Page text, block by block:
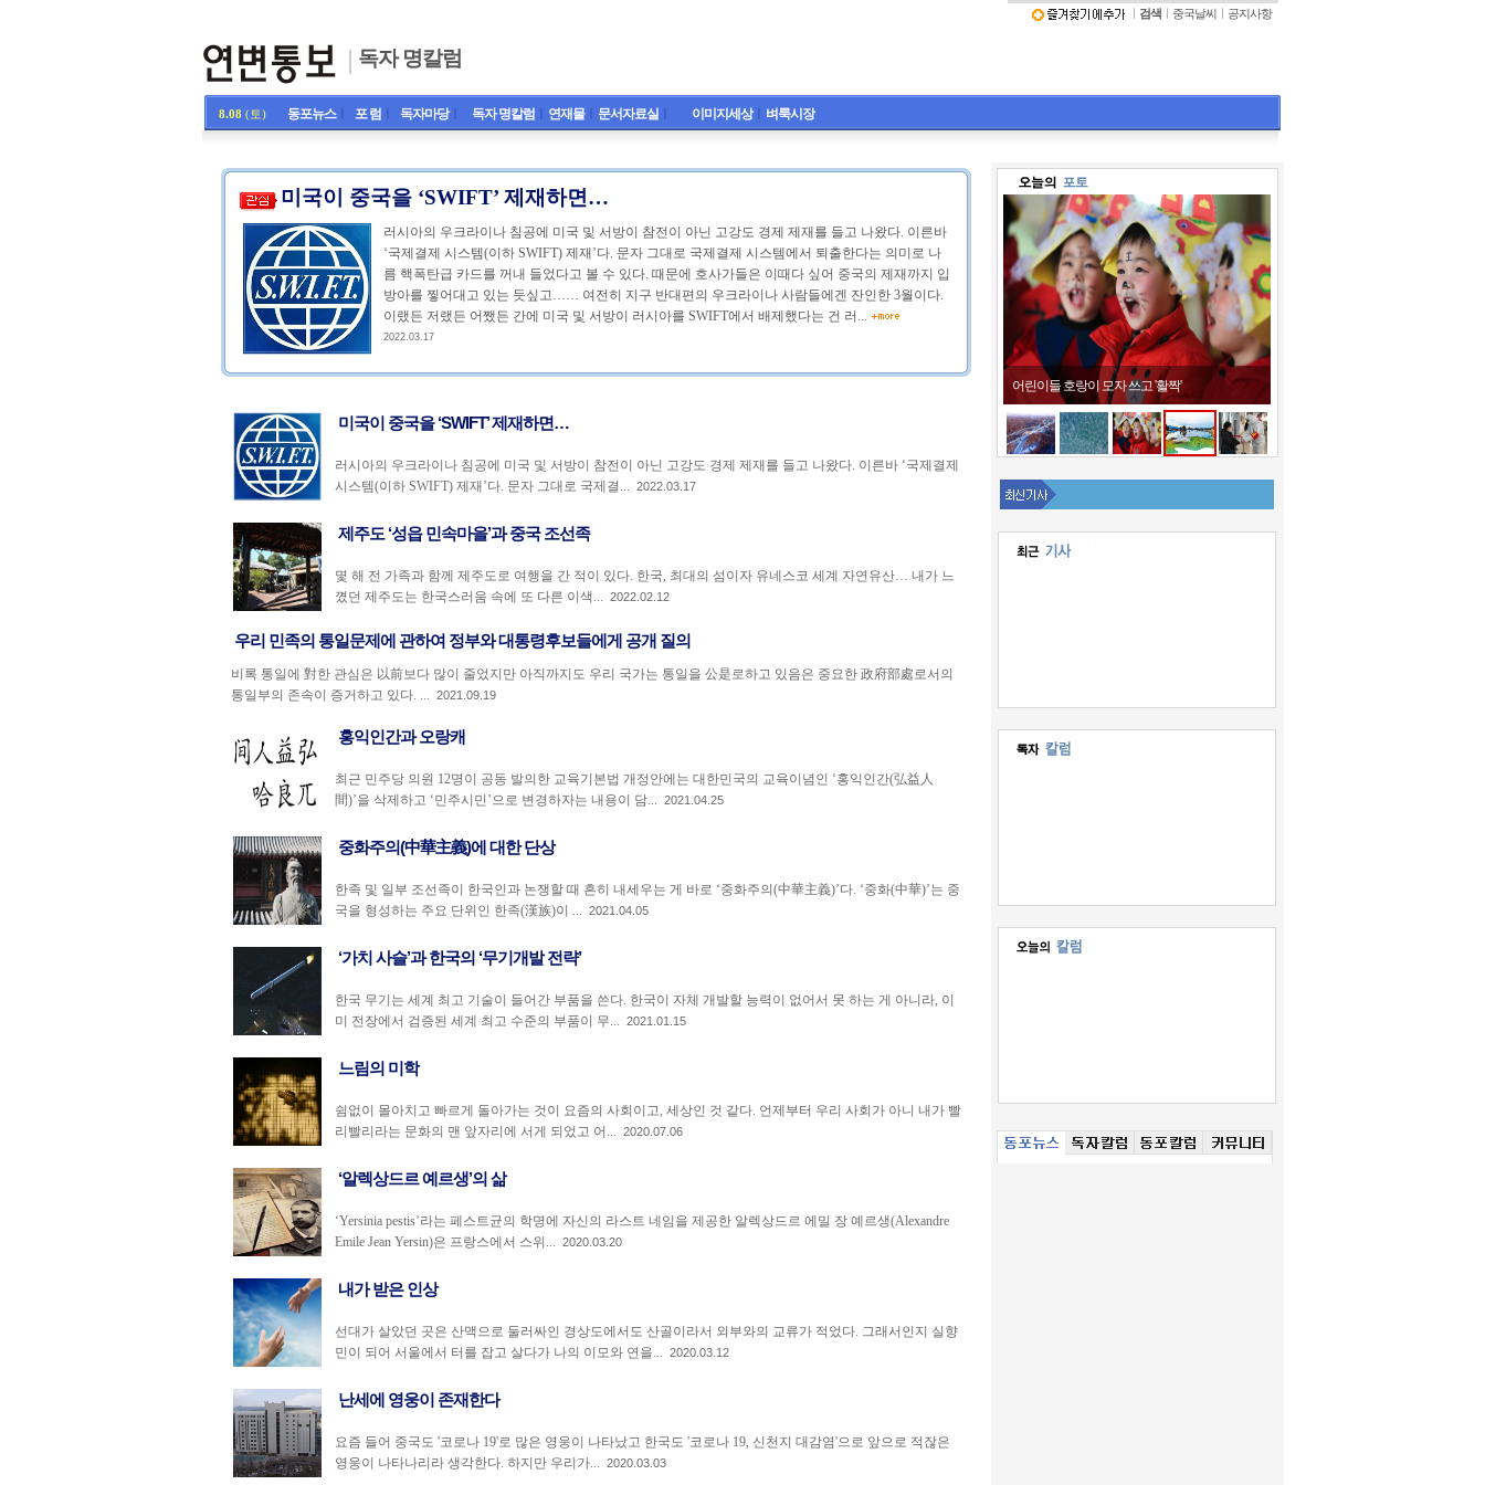
독자 명칼럼
검색 중국날씨 공지사항
8.08 (토) 동포뉴스ㅣ 포 럼 독자마당ㅣ 독자 명칼럼 연재물ㅣ 문서자료실 이미지세상ㅣ 벼룩시장
미국이 중국을 ‘SWIFT’ 제재하면…
러시아의 우크라이나 침공에 미국 및 서방이 참전이 아닌 고강도 경제 제재를 들고 나왔다. 이른바
‘국제결제 시스템(이하 SWIFT) 제재’다. 문자 그대로 국제결제 시스템에서 퇴출한다는 의미로 나
름 핵폭탄급 카드를 꺼내 들었다고 볼 수 있다. 때문에 호사가들은 이때다 싶어 중국의 제재까지 입
방아를 찧어대고 있는 듯싶고…… 여전히 지구 반대편의 우크라이나 사람들에겐 잔인한 3월이다.
이랬든 저랬든 어쨌든 간에 미국 및 서방이 러시아를 SWIFT에서 배제했다는 건 러...
2022.03.17
미국이 중국을 ‘SWIFT’ 제재하면…
러시아의 우크라이나 침공에 미국 및 서방이 참전이 아닌 고강도 경제 제재를 들고 나왔다. 이른바 ‘국제결제
시스템(이하 SWIFT) 제재’다. 문자 그대로 국제결... 2022.03.17
제주도 ‘성읍 민속마을’과 중국 조선족
몇 해 전 가족과 함께 제주도로 여행을 간 적이 있다. 한국, 최대의 섬이자 유네스코 세계 자연유산… 내가 느
꼈던 제주도는 한국스러움 속에 또 다른 이색... 2022.02.12
우리 민족의 통일문제에 관하여 정부와 대통령후보들에게 공개 질의
비록 통일에 對한 관심은 以前보다 많이 줄었지만 아직까지도 우리 국가는 통일을 公是로하고 있음은 중요한 政府部處로서의
통일부의 존속이 증거하고 있다. ... 2021.09.19
홍익인간과 오랑캐
최근 민주당 의원 12명이 공동 발의한 교육기본법 개정안에는 대한민국의 교육이념인 ‘홍익인간(弘益人
間)’을 삭제하고 ‘민주시민’으로 변경하자는 내용이 담... 2021.04.25
중화주의(中華主義)에 대한 단상
한족 및 일부 조선족이 한국인과 논쟁할 때 흔히 내세우는 게 바로 ‘중화주의(中華主義)’다. ‘중화(中華)’는 중
국을 형성하는 주요 단위인 한족(漢族)이 ... 2021.04.05
‘가치 사슬’과 한국의 ‘무기개발 전략’
한국 무기는 세계 최고 기술이 들어간 부품을 쓴다. 한국이 자체 개발할 능력이 없어서 못 하는 게 아니라, 이
미 전장에서 검증된 세계 최고 수준의 부품이 무... 2021.01.15
느림의 미학
쉼없이 몰아치고 빠르게 돌아가는 것이 요즘의 사회이고, 세상인 것 같다. 언제부터 우리 사회가 아니 내가 빨
리빨리라는 문화의 맨 앞자리에 서게 되었고 어... 2020.07.06
‘알렉상드르 예르생’의 삶
‘Yersinia pestis’라는 페스트균의 학명에 자신의 라스트 네임을 제공한 알렉상드르 에밀 장 예르생(Alexandre
Emile Jean Yersin)은 프랑스에서 스위... 2020.03.20
내가 받은 인상
선대가 살았던 곳은 산맥으로 둘러싸인 경상도에서도 산골이라서 외부와의 교류가 적었다. 그래서인지 실향
민이 되어 서울에서 터를 잡고 살다가 나의 이모와 연을... 2020.03.12
난세에 영웅이 존재한다
요즘 들어 중국도 '코로나 19'로 많은 영웅이 나타났고 한국도 '코로나 19, 신천지 대감염'으로 앞으로 적잖은
영웅이 나타나리라 생각한다. 하지만 우리가... 2020.03.03
어린이들 호랑이 모자 쓰고 '활짝'